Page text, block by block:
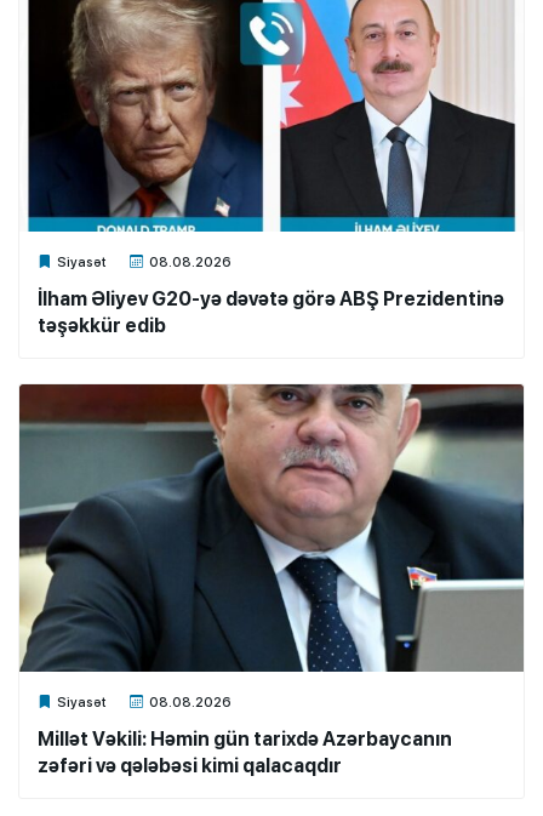
Siyasət 08.08.2026
Xalq.Online
İlham Əliyev G20-yə dəvətə görə ABŞ Prezidentinə
təşəkkür edib
Siyasət 08.08.2026
Xalq.Online
Millət Vəkili: Həmin gün tarixdə Azərbaycanın
zəfəri və qələbəsi kimi qalacaqdır